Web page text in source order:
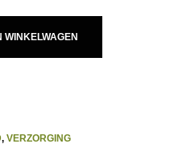
WINKELWAGEN
, VERZORGING